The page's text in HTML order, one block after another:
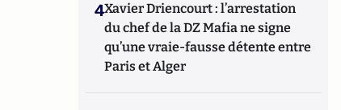
4Xavier Driencourt : l’arrestation
du chef de la DZ Mafia ne signe
qu’une vraie-fausse détente entre
Paris et Alger